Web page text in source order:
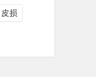
皮损